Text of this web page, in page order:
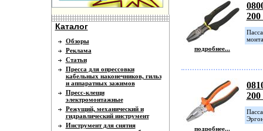
Каталог
Обзоры
Реклама
Статьи
Пресса для опрессовки
кабельных наконечников, гильз
и аппаратных зажимов
Пресс-клещи
электромонтажные
Режущий, механический и
гидравлический инструмент
Инструмент для снятия
подробнее...
подробнее...